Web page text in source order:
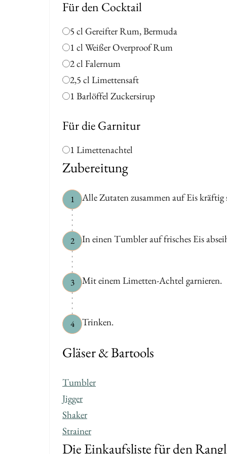
Für den Cocktail
5 cl Gereifter Rum, Bermuda
1 cl Weißer Overproof Rum
2 cl Falernum
2,5 cl Limettensaft
1 Barlöffel Zuckersirup
Für die Garnitur
1 Limettenachtel
Zubereitung
1 Alle Zutaten zusammen auf Eis kräftig
2 In einen Tumbler auf frisches Eis
3 Mit einem Limetten-Achtel garnieren.
4 Trinken.
Gläser & Bartools
Tumbler
Jigger
Shaker
Strainer
Die Einkaufsliste für den